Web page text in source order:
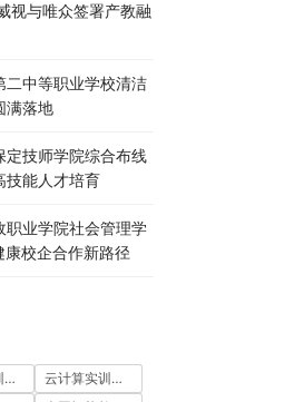
视与唯众签署产教融
二中等职业学校清洁
满落地
定技师学院综合布线
技能人才培育
职业学院社会管理学
校企合作新路径
云计算实训室建设方案
云计算实训平台